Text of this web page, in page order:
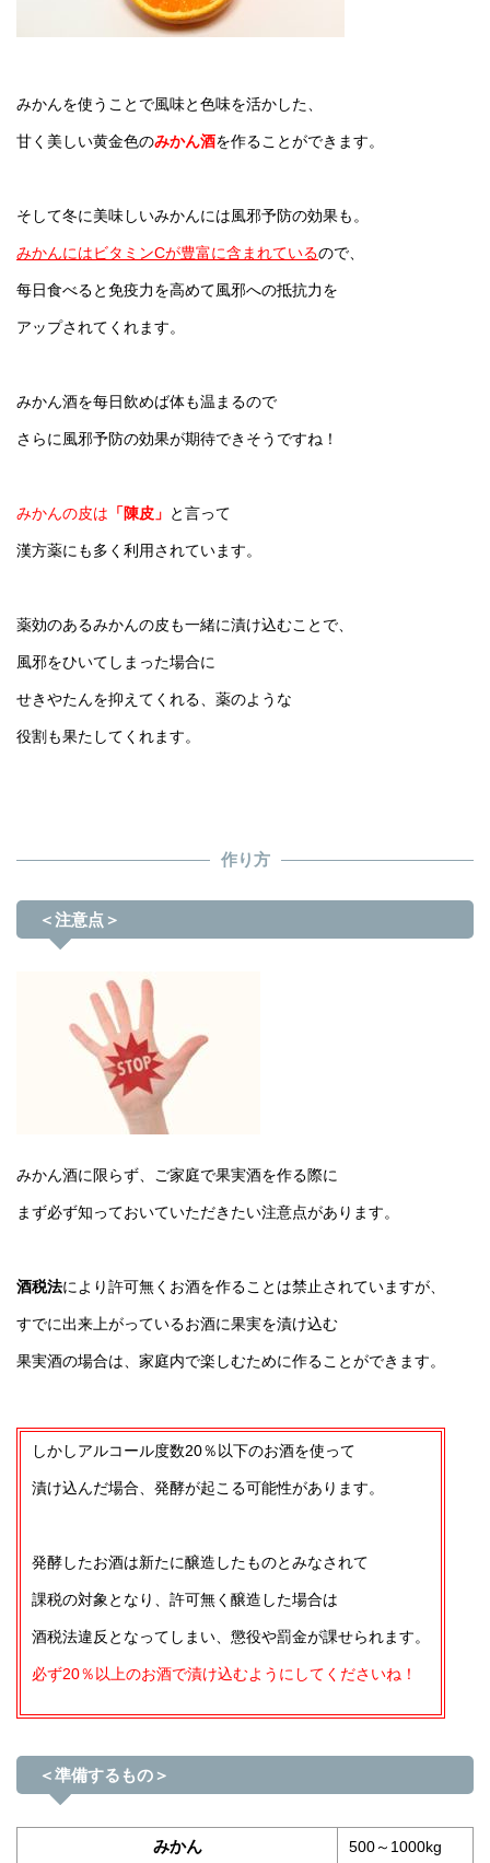
みかんを使うことで風味と色味を活かした、
甘く美しい黄金色のみかん酒を作ることができます。
そして冬に美味しいみかんには風邪予防の効果も。
みかんにはビタミンCが豊富に含まれているので、
每日食べると免疫力を高めて風邪への抵抗力を
アップされてくれます。
みかん酒を每日飲めば体も温まるので
さらに風邪予防の効果が期待できそうですね！
みかんの皮は 「陳皮」 と言って
漢方薬にも多く利用されています。
薬効のあるみかんの皮も一緒に漬け込むことで、
風邪をひいてしまった場合に
せきやたんを抑えてくれる、薬のような
役割も果たしてくれます。
作り方
＜注意点＞
みかん酒に限らず、ご家庭で果実酒を作る際に
まず必ず知っておいていただきたい注意点があります。
酒税法により許可無くお酒を作ることは禁止されていますが、
すでに出来上がっているお酒に果実を漬け込む
果実酒の場合は、家庭内で楽しむために作ることができます。
しかしアルコール度数20％以下のお酒を使って
漬け込んだ場合、発酵が起こる可能性があります。
発酵したお酒は新たに醸造したものとみなされて
課税の対象となり、許可無く醸造した場合は
酒税法違反となってしまい、懲役や罰金が課せられます。
必ず20％以上のお酒で漬け込むようにしてくださいね！
＜準備するもの＞
みかん 500～1000kg